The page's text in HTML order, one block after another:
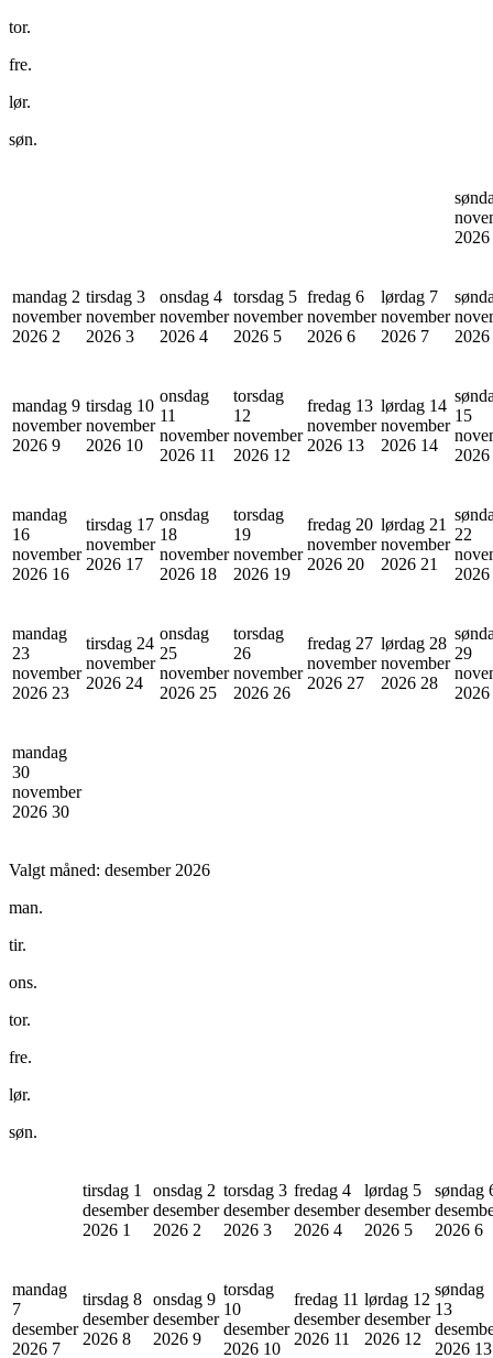
tor.
fre.
lør.
søn.
2026
mandag 2
november
2026 2
tirsdag 3
november
2026 3
onsdag 4
november
2026 4
torsdag 5
november
2026 5
fredag 6
november
2026 6
lørdag 7
november
2026 7
2026
mandag 9
november
2026 9
tirsdag 10
november
2026 10
onsdag
11
november
2026 11
torsdag
12
november
2026 12
fredag 13
november
2026 13
lørdag 14
november
2026 14
15
2026
mandag
16
november
2026 16
tirsdag 17
november
2026 17
onsdag
18
november
2026 18
torsdag
19
november
2026 19
fredag 20
november
2026 20
lørdag 21
november
2026 21
22
2026
mandag
23
november
2026 23
tirsdag 24
november
2026 24
onsdag
25
november
2026 25
torsdag
26
november
2026 26
fredag 27
november
2026 27
lørdag 28
november
2026 28
29
2026
mandag
30
november
2026 30
Valgt måned: desember 2026
man.
tir.
ons.
tor.
fre.
lør.
søn.
tirsdag 1
desember
2026 1
onsdag 2
desember
2026 2
torsdag 3
desember
2026 3
fredag 4
desember
2026 4
lørdag 5
desember
2026 5
søndag
2026 6
mandag
7
desember
2026 7
tirsdag 8
desember
2026 8
onsdag 9
desember
2026 9
torsdag
10
desember
2026 10
fredag 11
desember
2026 11
lørdag 12
desember
2026 12
søndag
13
2026 13